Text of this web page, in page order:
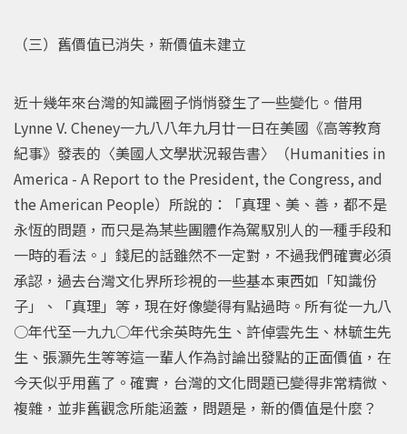
（三）舊價值已消失，新價值未建立
近十幾年來台灣的知識圈子悄悄發生了一些變化。借用
Lynne V. Cheney一九八八年九月廿一日在美國《高等教育
紀事》發表的〈美國人文學狀況報告書〉（Humanities in
America - A Report to the President, the Congress, and
the American People）所說的：「真理、美、善，都不是
永恆的問題，而只是為某些團體作為駕馭別人的一種手段和
一時的看法。」錢尼的話雖然不一定對，不過我們確實必須
承認，過去台灣文化界所珍視的一些基本東西如「知識份
子」、「真理」等，現在好像變得有點過時。所有從一九八
○年代至一九九○年代余英時先生、許倬雲先生、林毓生先
生、張灝先生等等這一輩人作為討論出發點的正面價值，在
今天似乎用舊了。確實，台灣的文化問題已變得非常精微、
複雜，並非舊觀念所能涵蓋，問題是，新的價值是什麼？